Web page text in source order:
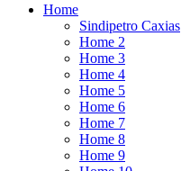
Home
Sindipetro Caxias
Home 2
Home 3
Home 4
Home 5
Home 6
Home 7
Home 8
Home 9